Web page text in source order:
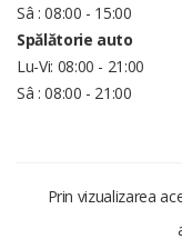
Sâ : 08:00 - 15:00
Spălătorie auto
Lu-Vi: 08:00 - 21:00
Sâ : 08:00 - 21:00
Prin vizualizarea